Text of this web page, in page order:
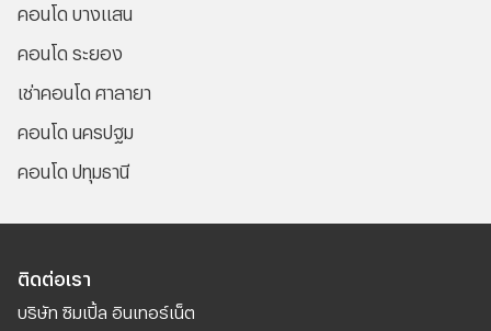
คอนโด บางแสน
คอนโด ระยอง
เช่าคอนโด ศาลายา
คอนโด นครปฐม
คอนโด ปทุมธานี
ติดต่อเรา
บริษัท ซิมเปิ้ล อินเทอร์เน็ต